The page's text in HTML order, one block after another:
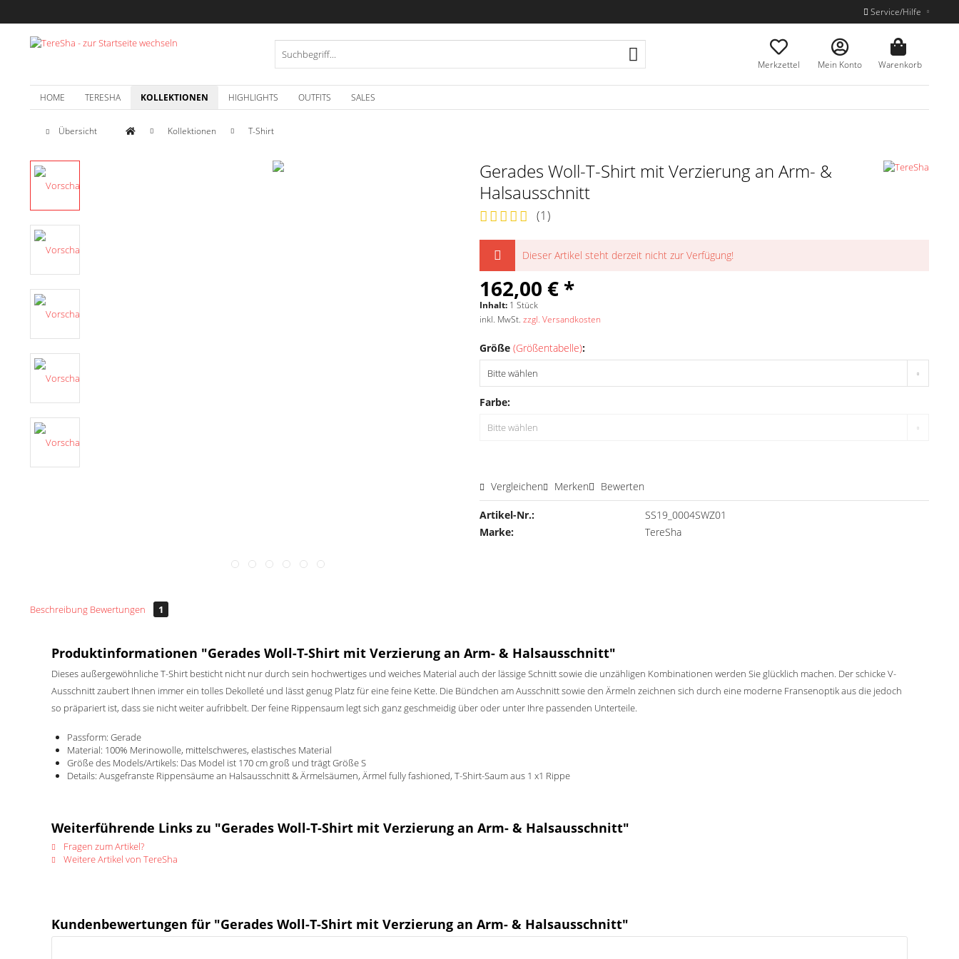
Service/Hilfe
Merkzettel Mein Konto Warenkorb
HOME TERESHA KOLLEKTIONEN HIGHLIGHTS OUTFITS SALES
Übersicht Kollektionen T-Shirt
Gerades Woll-T-Shirt mit Verzierung an Arm- &
Halsausschnitt
(1)
Dieser Artikel steht derzeit nicht zur Verfügung!
162,00 € *
Inhalt: 1 Stück
inkl. MwSt. zzgl. Versandkosten
Größe (Größentabelle):
Farbe:
Vergleichen Merken Bewerten
Artikel-Nr.:
SS19_0004SWZ01
Marke:
TereSha
Beschreibung Bewertungen 1
Produktinformationen "Gerades Woll-T-Shirt mit Verzierung an Arm- & Halsausschnitt"
Dieses außergewöhnliche T-Shirt besticht nicht nur durch sein hochwertiges und weiches Material auch der lässige Schnitt sowie die unzähligen Kombinationen werden Sie glücklich machen. Der schicke V-
Ausschnitt zaubert Ihnen immer ein tolles Dekolleté und lässt genug Platz für eine feine Kette. Die Bündchen am Ausschnitt sowie den Ärmeln zeichnen sich durch eine moderne Fransenoptik aus die jedoch
so präpariert ist, dass sie nicht weiter aufribbelt. Der feine Rippensaum legt sich ganz geschmeidig über oder unter Ihre passenden Unterteile.
Passform: Gerade
Material: 100% Merinowolle, mittelschweres, elastisches Material
Größe des Models/Artikels: Das Model ist 170 cm groß und trägt Größe S
Details: Ausgefranste Rippensäume an Halsausschnitt & Ärmelsäumen, Ärmel fully fashioned, T-Shirt-Saum aus 1 x1 Rippe
Weiterführende Links zu "Gerades Woll-T-Shirt mit Verzierung an Arm- & Halsausschnitt"
Fragen zum Artikel?
Weitere Artikel von TereSha
Kundenbewertungen für "Gerades Woll-T-Shirt mit Verzierung an Arm- & Halsausschnitt"